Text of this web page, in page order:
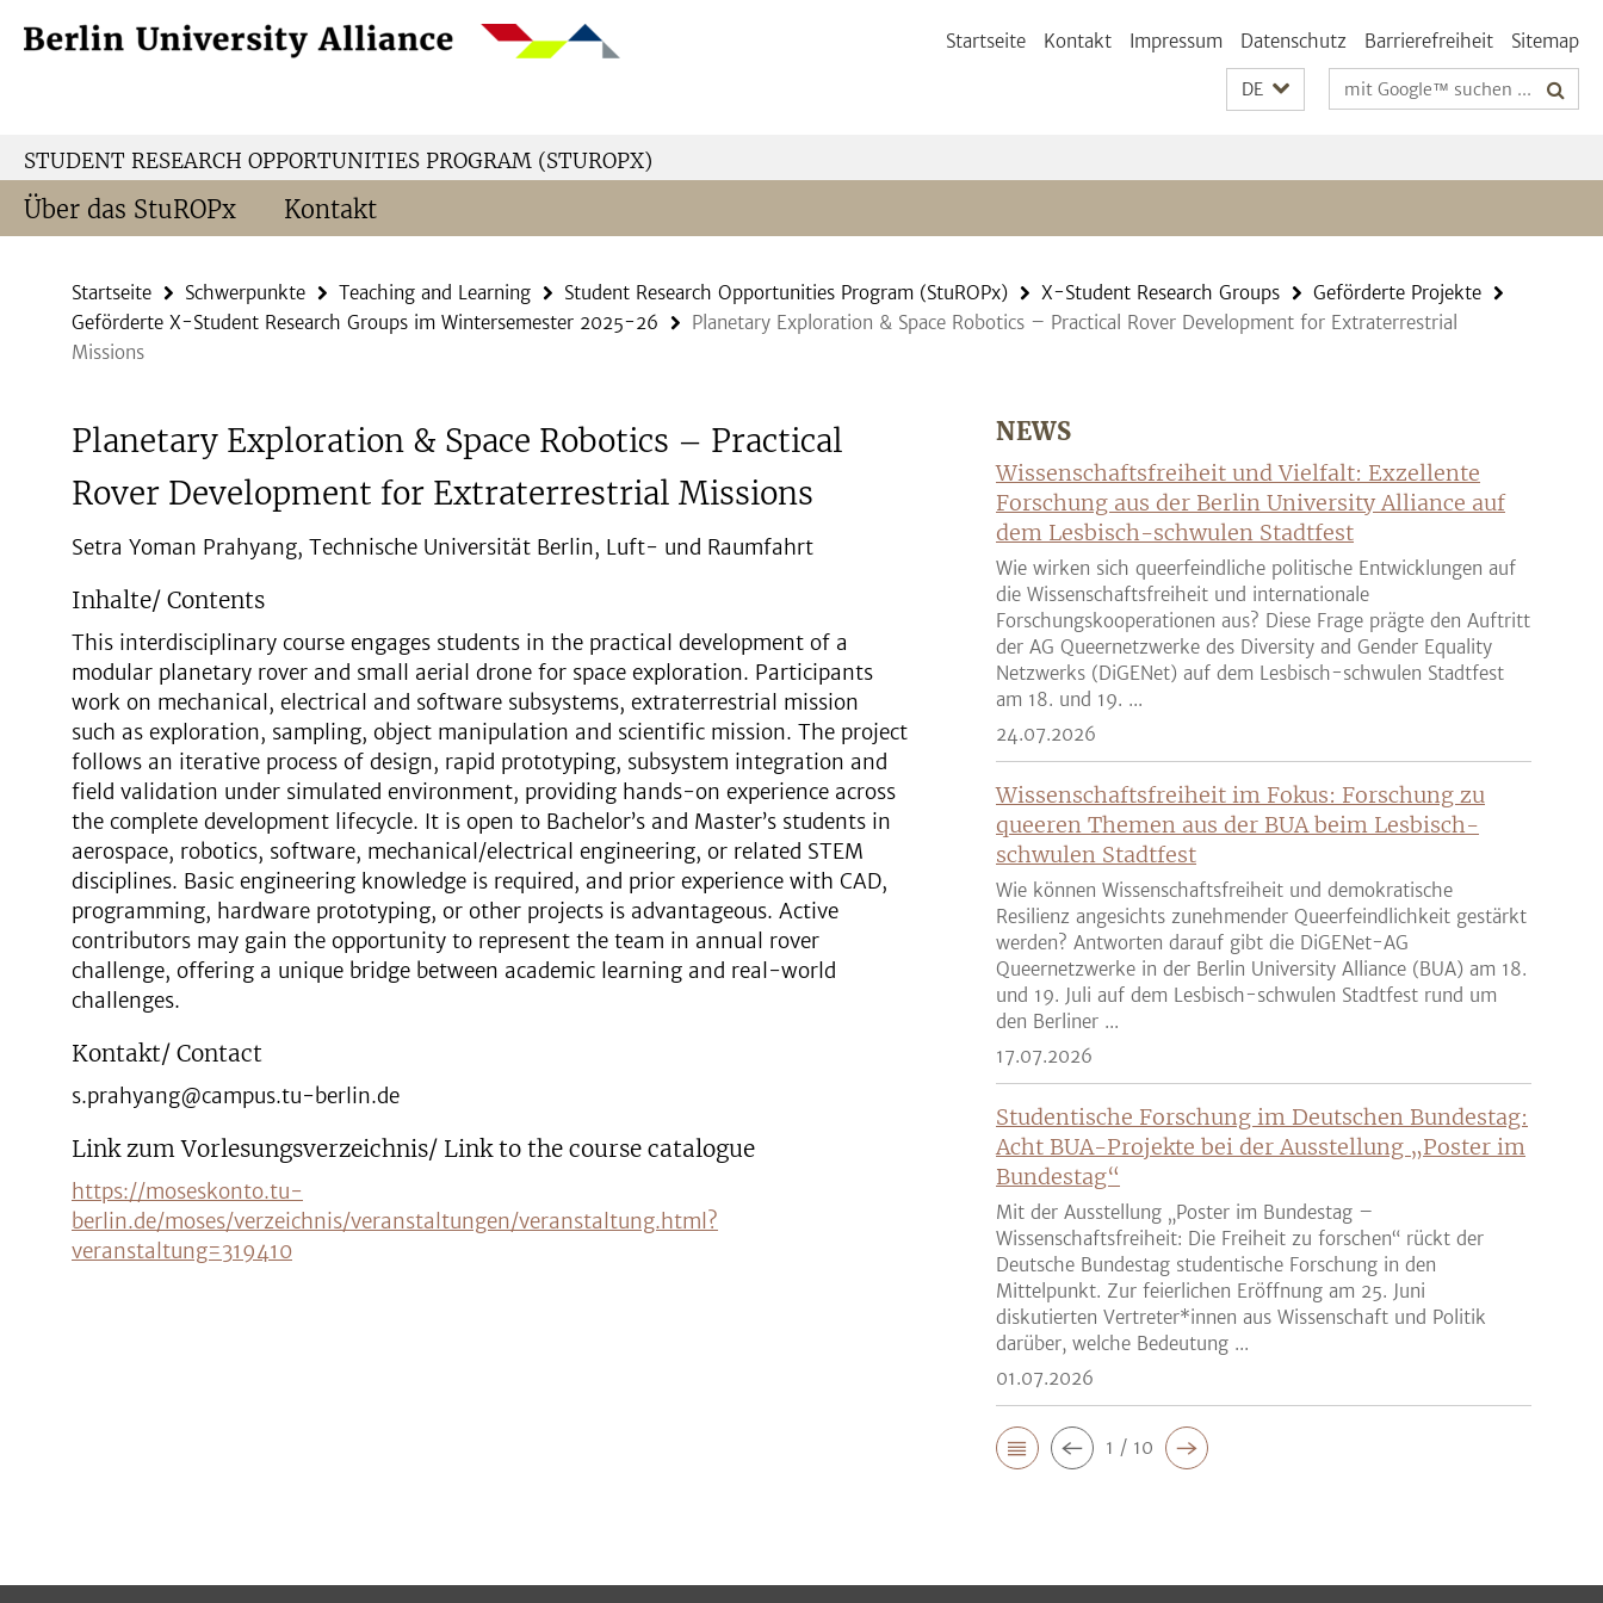
direkt
Service-
Startseite Kontakt Impressum Datenschutz Barrierefreiheit Sitemap
DE Suchbegriffe
STUDENT RESEARCH OPPORTUNITIES PROGRAM (STUROPX)
Über das StuROPx Kontakt
Startseite Schwerpunkte Teaching and Learning Student Research Opportunities Program (StuROPx) X-Student Research Groups
Geförderte Projekte
Geförderte X-Student Research Groups im Wintersemester 2025-26
Planetary Exploration & Space Robotics – Practical Rover Development for Extraterrestrial
Missions
Planetary Exploration & Space Robotics – Practical
Rover Development for Extraterrestrial Missions
Setra Yoman Prahyang, Technische Universität Berlin, Luft- und Raumfahrt
Inhalte/ Contents
This interdisciplinary course engages students in the practical development of a
modular planetary rover and small aerial drone for space exploration. Participants
work on mechanical, electrical and software subsystems, extraterrestrial mission
such as exploration, sampling, object manipulation and scientific mission. The project
follows an iterative process of design, rapid prototyping, subsystem integration and
field validation under simulated environment, providing hands-on experience across
the complete development lifecycle. It is open to Bachelor’s and Master’s students in
aerospace, robotics, software, mechanical/electrical engineering, or related STEM
disciplines. Basic engineering knowledge is required, and prior experience with CAD,
programming, hardware prototyping, or other projects is advantageous. Active
contributors may gain the opportunity to represent the team in annual rover
challenge, offering a unique bridge between academic learning and real-world
challenges.
Kontakt/ Contact
s.prahyang@campus.tu-berlin.de
Link zum Vorlesungsverzeichnis/ Link to the course catalogue
https://moseskonto.tu-
berlin.de/moses/verzeichnis/veranstaltungen/veranstaltung.html?
veranstaltung=319410
NEWS
Wissenschaftsfreiheit und Vielfalt: Exzellente
Forschung aus der Berlin University Alliance auf
dem Lesbisch-schwulen Stadtfest
Wie wirken sich queerfeindliche politische Entwicklungen auf
die Wissenschaftsfreiheit und internationale
Forschungskooperationen aus? Diese Frage prägte den Auftritt
der AG Queernetzwerke des Diversity and Gender Equality
Netzwerks (DiGENet) auf dem Lesbisch-schwulen Stadtfest
am 18. und 19. ...
24.07.2026
Wissenschaftsfreiheit im Fokus: Forschung zu
queeren Themen aus der BUA beim Lesbisch-
schwulen Stadtfest
Wie können Wissenschaftsfreiheit und demokratische
Resilienz angesichts zunehmender Queerfeindlichkeit gestärkt
werden? Antworten darauf gibt die DiGENet-AG
Queernetzwerke in der Berlin University Alliance (BUA) am 18.
und 19. Juli auf dem Lesbisch-schwulen Stadtfest rund um
den Berliner ...
17.07.2026
Studentische Forschung im Deutschen Bundestag:
Acht BUA-Projekte bei der Ausstellung „Poster im
Bundestag“
Mit der Ausstellung „Poster im Bundestag –
Wissenschaftsfreiheit: Die Freiheit zu forschen“ rückt der
Deutsche Bundestag studentische Forschung in den
Mittelpunkt. Zur feierlichen Eröffnung am 25. Juni
diskutierten Vertreter*innen aus Wissenschaft und Politik
darüber, welche Bedeutung ...
01.07.2026
1 / 10